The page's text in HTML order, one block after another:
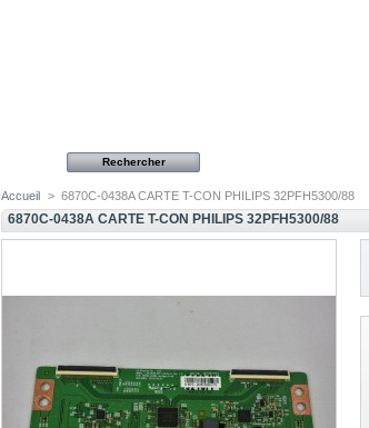
Accueil > 6870C-0438A CARTE T-CON PHILIPS 32PFH5300/88
6870C-0438A CARTE T-CON PHILIPS 32PFH5300/88